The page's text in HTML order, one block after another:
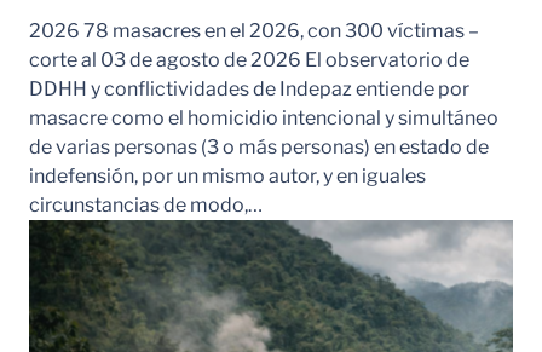
2026 78 masacres en el 2026, con 300 víctimas –
corte al 03 de agosto de 2026 El observatorio de
DDHH y conflictividades de Indepaz entiende por
masacre como el homicidio intencional y simultáneo
de varias personas (3 o más personas) en estado de
indefensión, por un mismo autor, y en iguales
circunstancias de modo,…